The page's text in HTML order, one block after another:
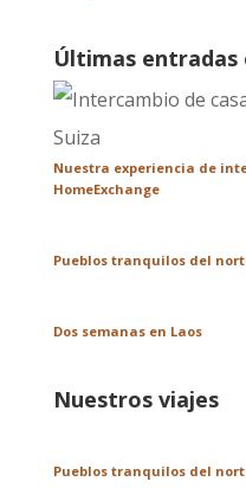
Últimas entradas
Nuestra experiencia de
HomeExchange
Pueblos tranquilos del
Dos semanas en Laos
Nuestros viajes
Pueblos tranquilos del